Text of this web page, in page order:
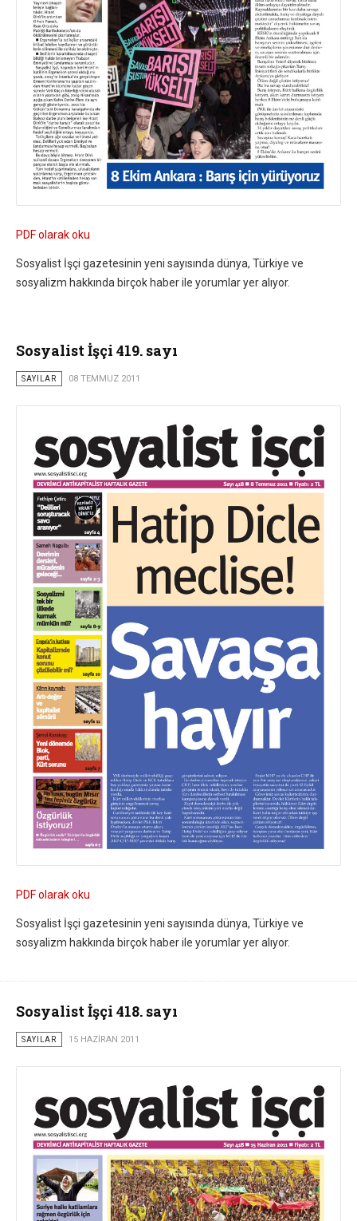
PDF olarak oku
Sosyalist İşçi gazetesinin yeni sayısında dünya, Türkiye ve
sosyalizm hakkında birçok haber ile yorumlar yer alıyor.
Sosyalist İşçi 419. sayı
SAYILAR 08 TEMMUZ 2011
PDF olarak oku
Sosyalist İşçi gazetesinin yeni sayısında dünya, Türkiye ve
sosyalizm hakkında birçok haber ile yorumlar yer alıyor.
Sosyalist İşçi 418. sayı
SAYILAR 15 HAZIRAN 2011